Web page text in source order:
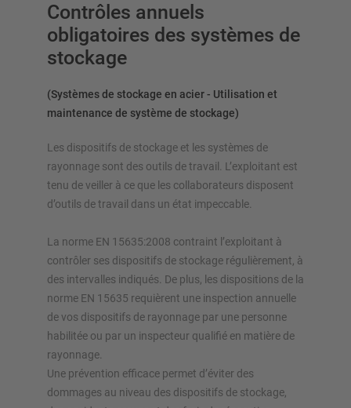
Contrôles annuels
obligatoires des systèmes de
stockage
(Systèmes de stockage en acier - Utilisation et
maintenance de système de stockage)
Les dispositifs de stockage et les systèmes de
rayonnage sont des outils de travail. L’exploitant est
tenu de veiller à ce que les collaborateurs disposent
d’outils de travail dans un état impeccable.
La norme EN 15635:2008 contraint l’exploitant à
contrôler ses dispositifs de stockage régulièrement, à
des intervalles indiqués. De plus, les dispositions de la
norme EN 15635 requièrent une inspection annuelle
de vos dispositifs de rayonnage par une personne
habilitée ou par un inspecteur qualifié en matière de
rayonnage.
Une prévention efficace permet d’éviter des
dommages au niveau des dispositifs de stockage,